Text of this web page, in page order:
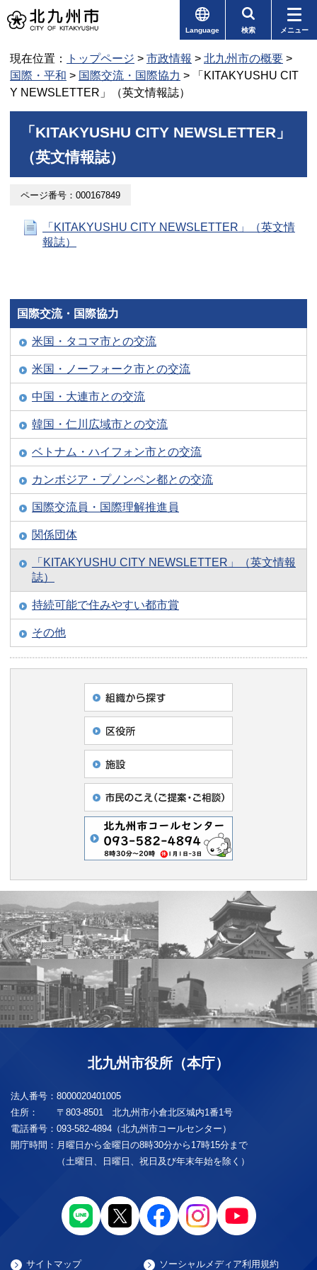
Language 検索 メニュー
現在位置： トップページ > 市政情報 > 北九州市の概要 >
国際・平和 > 国際交流・国際協力 > 「KITAKYUSHU CIT
Y NEWSLETTER」（英文情報誌）
「KITAKYUSHU CITY NEWSLETTER」
（英文情報誌）
ページ番号：000167849
「KITAKYUSHU CITY NEWSLETTER」（英文情
報誌）
国際交流・国際協力
米国・タコマ市との交流
米国・ノーフォーク市との交流
中国・大連市との交流
韓国・仁川広域市との交流
ベトナム・ハイフォン市との交流
カンボジア・プノンペン都との交流
国際交流員・国際理解推進員
関係団体
「KITAKYUSHU CITY NEWSLETTER」（英文情報
誌）
持続可能で住みやすい都市賞
その他
北九州市役所（本庁）
法人番号： 8000020401005
住所：
〒803-8501 北九州市小倉北区城内1番1号
電話番号： 093-582-4894（北九州市コールセンター）
開庁時間： 月曜日から金曜日の8時30分から17時15分まで
（土曜日、日曜日、祝日及び年末年始を除く）
サイトマップ ソーシャルメディア利用規約